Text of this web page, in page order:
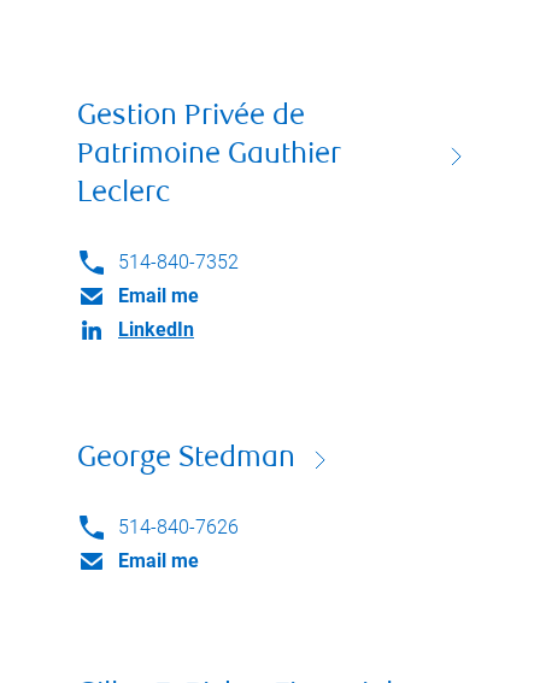
Gestion Privée de
Patrimoine Gauthier
Leclerc
514-840-7352
Email me
LinkedIn
George Stedman
514-840-7626
Email me